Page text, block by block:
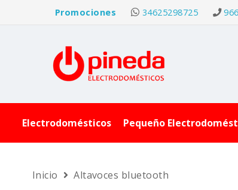
Promociones 34625298725
Electrodomésticos Pequeño
Inicio  Altavoces bluetooth